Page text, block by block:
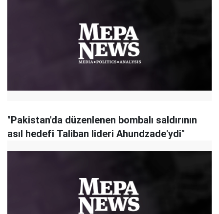
"Pakistan'da düzenlenen bombalı saldırının
asıl hedefi Taliban lideri Ahundzade'ydi"